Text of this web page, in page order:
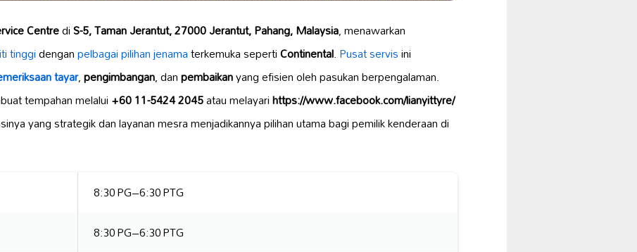
CentrediS-5, Taman Jerantut, 27000 Jerantut, Pahang, Malaysia, menawarkan
tinggidenganpelbagai pilihan jenamaterkemuka sepertiContinental.Pusat servisini
tayar,pengimbangan, danpembaikanyang efisien oleh pasukan berpengalaman.
tempahan melalui+60 11-5424 2045atau melayarihttps://www.facebook.com/lianyittyre/
yang strategik dan layanan mesra menjadikannya pilihan utama bagi pemilik kenderaan di
8:30 PG–6:30 PTG
8:30 PG–6:30 PTG